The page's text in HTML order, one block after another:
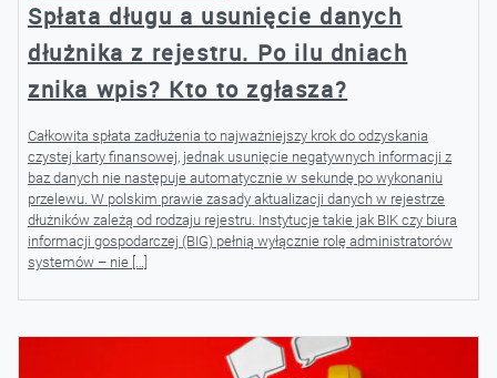
Spłata długu a usunięcie danych
dłużnika z rejestru. Po ilu dniach
znika wpis? Kto to zgłasza?
Całkowita spłata zadłużenia to najważniejszy krok do odzyskania
czystej karty finansowej, jednak usunięcie negatywnych informacji z
baz danych nie następuje automatycznie w sekundę po wykonaniu
przelewu. W polskim prawie zasady aktualizacji danych w rejestrze
dłużników zależą od rodzaju rejestru. Instytucje takie jak BIK czy biura
informacji gospodarczej (BIG) pełnią wyłącznie rolę administratorów
systemów – nie […]